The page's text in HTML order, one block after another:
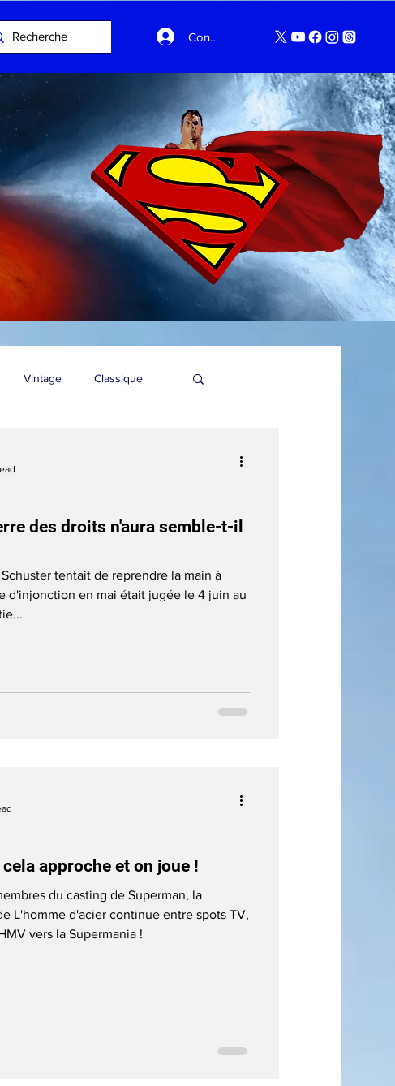
Connexion
Vintage Classique
des droits n'aura semble-t-il
tentait de reprendre la main à
d'injonction en mai était jugée le 4 juin au
approche et on joue !
L'homme d'acier continue entre spots TV,
vers la Supermania !